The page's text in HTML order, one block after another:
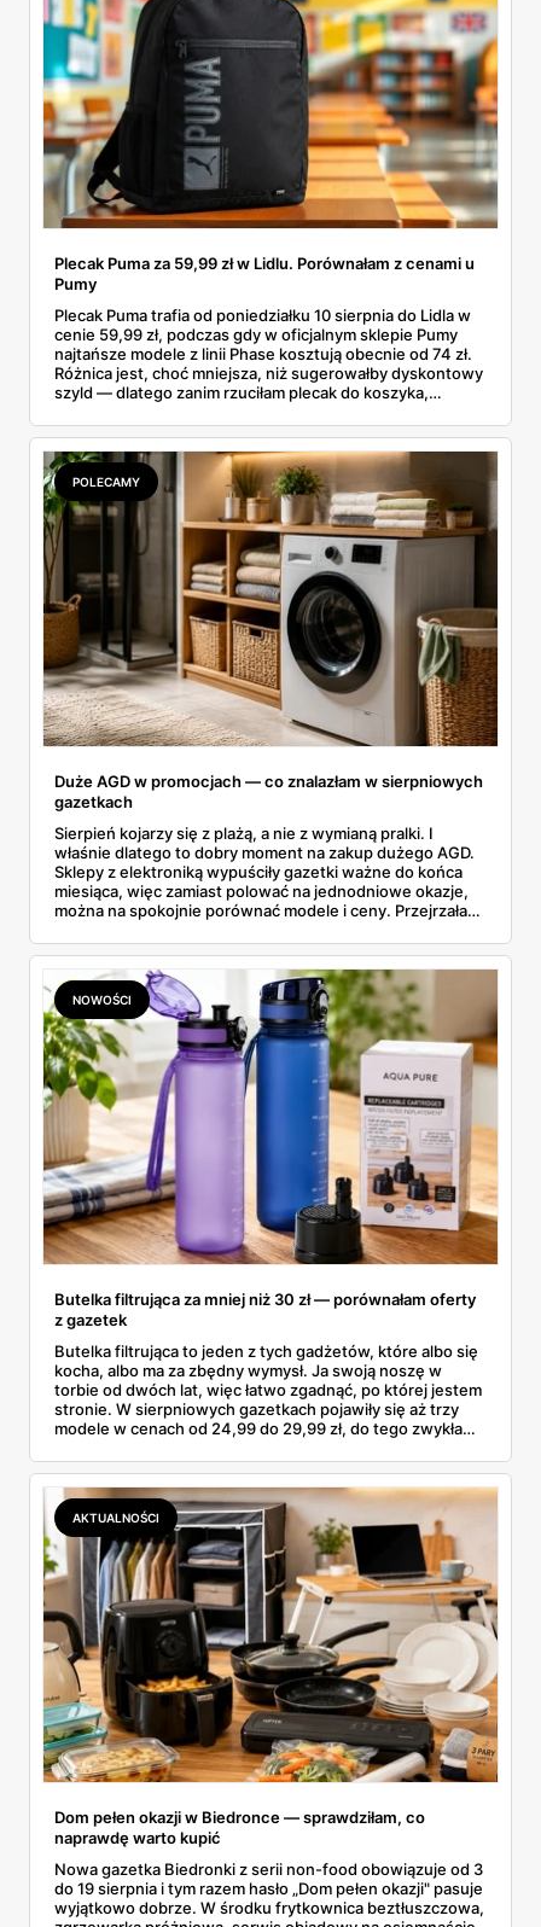
Plecak Puma za 59,99 zł w Lidlu. Porównałam z cenami u
Pumy
Plecak Puma trafia od poniedziałku 10 sierpnia do Lidla w
cenie 59,99 zł, podczas gdy w oficjalnym sklepie Pumy
najtańsze modele z linii Phase kosztują obecnie od 74 zł.
Różnica jest, choć mniejsza, niż sugerowałby dyskontowy
szyld — dlatego zanim rzuciłam plecak do koszyka,
rozpiska: co dokładnie sprzedaje Lidl, ile kosztują
odpowiedniki u producenta i komu ten zakup naprawdę
się opłaci.
POLECAMY
Duże AGD w promocjach — co znalazłam w sierpniowych
gazetkach
Sierpień kojarzy się z plażą, a nie z wymianą pralki. I
właśnie dlatego to dobry moment na zakup dużego AGD.
Sklepy z elektroniką wypuściły gazetki ważne do końca
miesiąca, więc zamiast polować na jednodniowe okazje,
można na spokojnie porównać modele i ceny. Przejrzałam
znalazłam, z cenami i terminami.
NOWOŚCI
Butelka filtrująca za mniej niż 30 zł — porównałam oferty
z gazetek
Butelka filtrująca to jeden z tych gadżetów, które albo się
kocha, albo ma za zbędny wymysł. Ja swoją noszę w
torbie od dwóch lat, więc łatwo zgadnąć, po której jestem
stronie. W sierpniowych gazetkach pojawiły się aż trzy
modele w cenach od 24,99 do 29,99 zł, do tego zwykła
wszystkie oferty i policzyłam, kiedy taki zakup faktycznie
się opłaca.
AKTUALNOŚCI
Dom pełen okazji w Biedronce — sprawdziłam, co
naprawdę warto kupić
Nowa gazetka Biedronki z serii non-food obowiązuje od 3
do 19 sierpnia i tym razem hasło „Dom pełen okazji" pasuje
wyjątkowo dobrze. W środku frytkownica beztłuszczowa,